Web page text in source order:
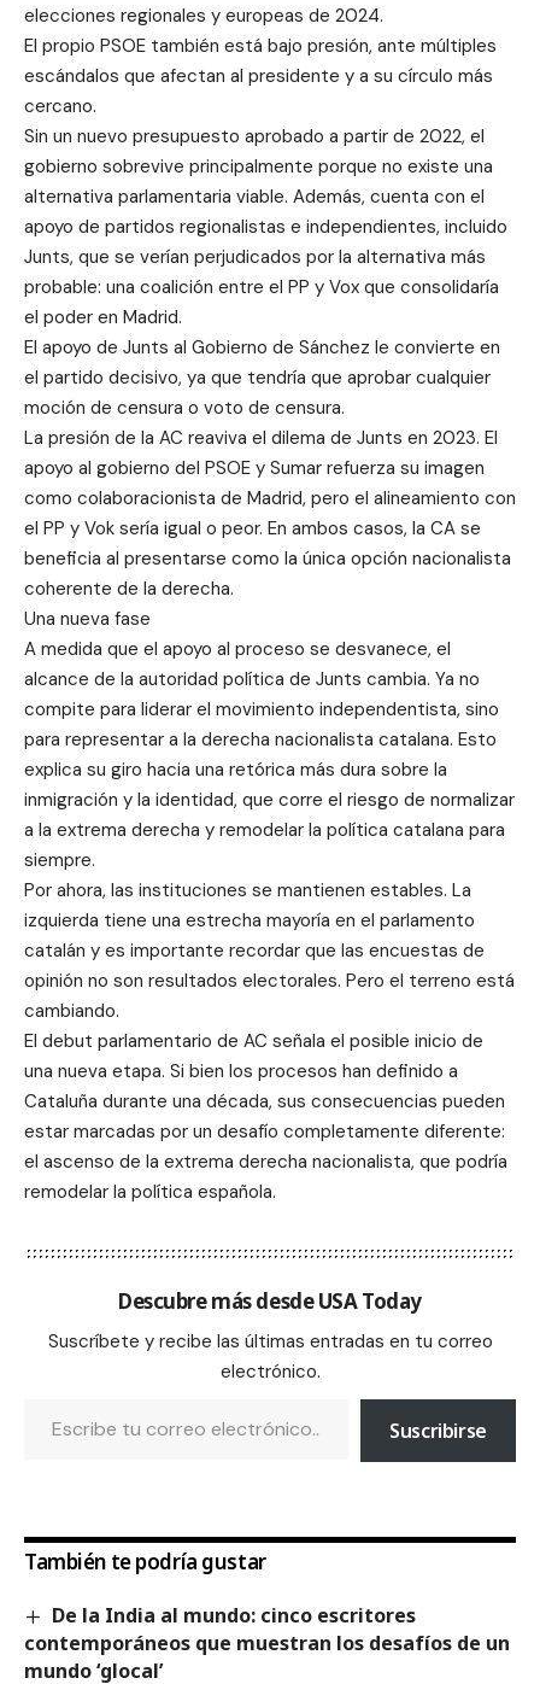
elecciones regionales y europeas de 2024.
El propio PSOE también está bajo presión, ante múltiples
escándalos que afectan al presidente y a su círculo más
cercano.
Sin un nuevo presupuesto aprobado a partir de 2022, el
gobierno sobrevive principalmente porque no existe una
alternativa parlamentaria viable. Además, cuenta con el
apoyo de partidos regionalistas e independientes, incluido
Junts, que se verían perjudicados por la alternativa más
probable: una coalición entre el PP y Vox que consolidaría
el poder en Madrid.
El apoyo de Junts al Gobierno de Sánchez le convierte en
el partido decisivo, ya que tendría que aprobar cualquier
moción de censura o voto de censura.
La presión de la AC reaviva el dilema de Junts en 2023. El
apoyo al gobierno del PSOE y Sumar refuerza su imagen
como colaboracionista de Madrid, pero el alineamiento con
el PP y Vok sería igual o peor. En ambos casos, la CA se
beneficia al presentarse como la única opción nacionalista
coherente de la derecha.
Una nueva fase
A medida que el apoyo al proceso se desvanece, el
alcance de la autoridad política de Junts cambia. Ya no
compite para liderar el movimiento independentista, sino
para representar a la derecha nacionalista catalana. Esto
explica su giro hacia una retórica más dura sobre la
inmigración y la identidad, que corre el riesgo de normalizar
a la extrema derecha y remodelar la política catalana para
siempre.
Por ahora, las instituciones se mantienen estables. La
izquierda tiene una estrecha mayoría en el parlamento
catalán y es importante recordar que las encuestas de
opinión no son resultados electorales. Pero el terreno está
cambiando.
El debut parlamentario de AC señala el posible inicio de
una nueva etapa. Si bien los procesos han definido a
Cataluña durante una década, sus consecuencias pueden
estar marcadas por un desafío completamente diferente:
el ascenso de la extrema derecha nacionalista, que podría
remodelar la política española.
Descubre más desde USA Today
Suscríbete y recibe las últimas entradas en tu correo
electrónico.
Suscribirse
También te podría gustar
De la India al mundo: cinco escritores
contemporáneos que muestran los desafíos de un
mundo ‘glocal’